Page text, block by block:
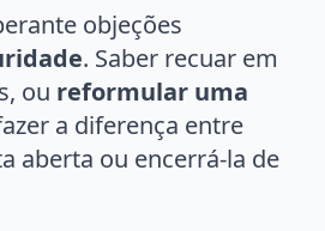
objeções
. Saber recuar em
ou reformular uma
a diferença entre
aberta ou encerrá-la de